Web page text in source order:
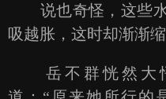
说也奇怪，这些水
吸越胀，这时却渐渐缩
岳不群恍然大